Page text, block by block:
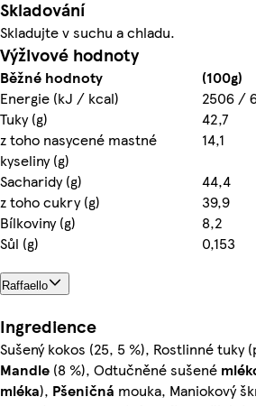
Skladování
Skladujte v suchu a chladu.
Výživové hodnoty
Běžné hodnoty
(100g)
Energie (kJ / kcal)
2506 /
Tuky (g)
42,7
z toho nasycené mastné
kyseliny (g)
14,1
Sacharidy (g)
44,4
z toho cukry (g)
39,9
Bílkoviny (g)
8,2
Sůl (g)
0,153
Raffaello
Ingredience
Sušený kokos (25, 5 %), Rostlinné tuky
Mandle (8 %), Odtučněné sušené
mléka), Pšeničná mouka, Maniokový